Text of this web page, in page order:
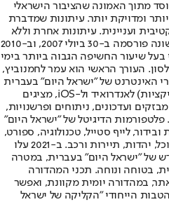
מתוך האמונה שהציבור הישראלי
ומדויקת יותר. עיתונות שמדברת
ועניינית. עיתונות אחרת וללא
תשלום. המהדורה המודפסת הראשונה פורסמה ב-30 ביולי 2007, וב-2010
בעל שיעור החשיפה הגבוה ביותר בימי
העורך הראשי הוא עמר לחמנוביץ,
האינטרנט של "ישראל היום" בעברית
ובאנגלית, כמו כן היישומונים (אפליקציות) לאנדרואיד ול-iOS, מציגים
ועדכונים, ניתוחים ופרשנויות,
פלטפורמות הדיגיטל של "ישראל היום"
לייף סטייל, טכנולוגיה, ספורט,
כלכלה וצרכנות, בריאות, חיילים, אוכל, יהדות, תיירות ורכב. ב-2021 עלו
של "ישראל היום" בעברית, במטרה
בטוחה ונוחה. תכני המהדורה
במהדורה יומית מקוונת, ואפשר
הייחודי "הקליקה של ישראל